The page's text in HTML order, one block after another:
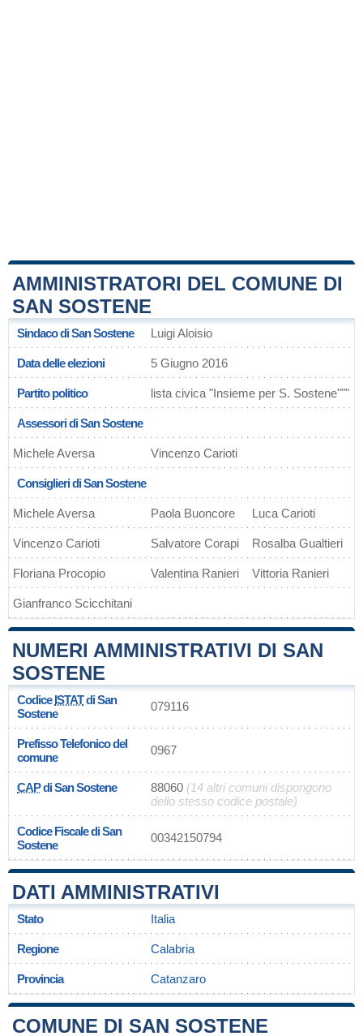
AMMINISTRATORI DEL COMUNE DI
SAN SOSTENE
Sindaco di San Sostene Luigi Aloisio
Data delle elezioni 5 Giugno 2016
Partito politico lista civica "Insieme per S. Sostene"""
Assessori di San Sostene
Michele Aversa Vincenzo Carioti
Consiglieri di San Sostene
Michele Aversa Paola Buoncore Luca Carioti
Vincenzo Carioti Salvatore Corapi Rosalba Gualtieri
Floriana Procopio Valentina Ranieri Vittoria Ranieri
Gianfranco Scicchitani
NUMERI AMMINISTRATIVI DI SAN
SOSTENE
CodiceISTATdi San
Sostene
079116
Prefisso Telefonico del
comune
0967
CAPdi San Sostene 88060 (14 altri comuni dispongono
dello stesso codice postale)
Codice Fiscale di San
Sostene
00342150794
DATI AMMINISTRATIVI
Stato Italia
Regione Calabria
Provincia Catanzaro
COMUNE DI SAN SOSTENE